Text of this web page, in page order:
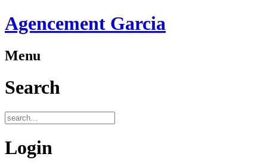
Agencement Garcia
Menu
Search
Login